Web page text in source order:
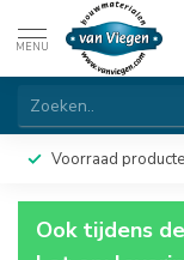
MENU
Voorraad
Ook tijdens